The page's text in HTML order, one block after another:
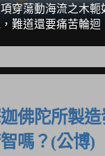
穿蕩動海流之木
難道還要痛苦輪迴
佛陀所製造
嗎？(公博)